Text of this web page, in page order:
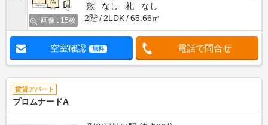
画像 : 15枚
敷
なし 礼
なし
2階
2LDK 65.66㎡
空室確認 無料 電話で問合せ
賃貸アパート
プロムナードA